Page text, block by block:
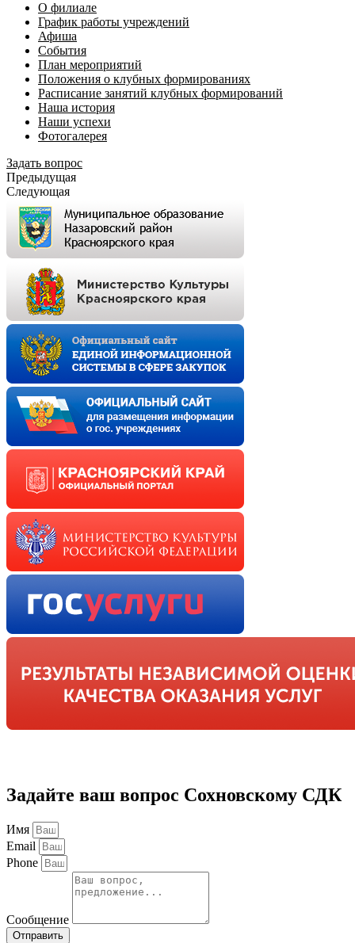
О филиале
График работы учреждений
Афиша
События
План мероприятий
Положения о клубных формированиях
Расписание занятий клубных формирований
Наша история
Наши успехи
Фотогалерея
Задать вопрос
Предыдущая
Следующая
Задайте ваш вопрос Сохновскому СДК
Имя
Email
Phone
Сообщение
Отправить